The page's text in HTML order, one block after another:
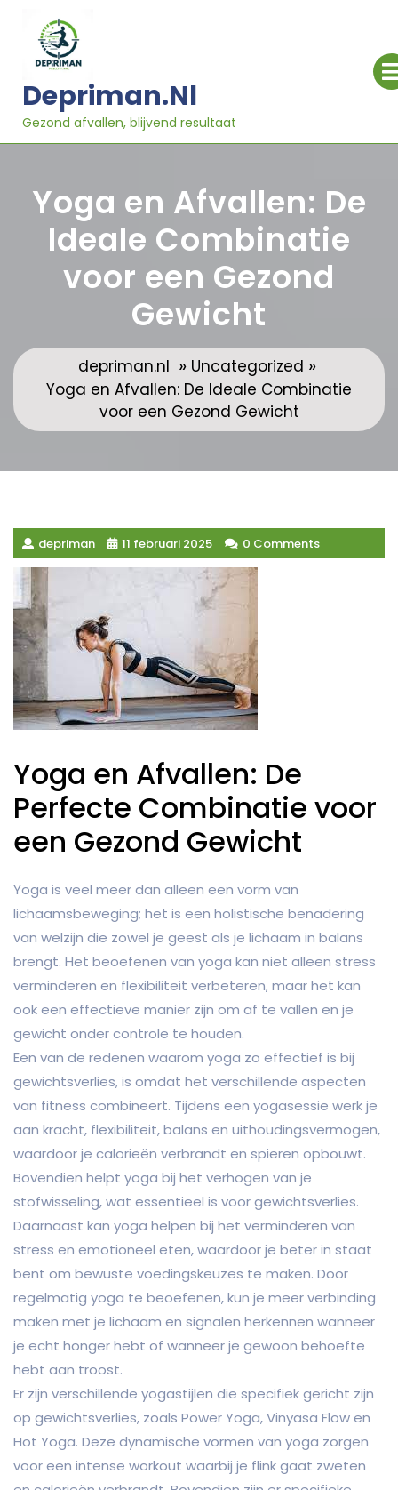
inhoud
Depriman.nl
Gezond afvallen, blijvend resultaat
Yoga en Afvallen: De
Ideale Combinatie
voor een Gezond
Gewicht
depriman.nl » Uncategorized »
Yoga en Afvallen: De Ideale Combinatie
voor een Gezond Gewicht
depriman 11 februari 2025 0 Comments
Yoga en Afvallen: De
Perfecte Combinatie voor
een Gezond Gewicht
Yoga is veel meer dan alleen een vorm van
lichaamsbeweging; het is een holistische benadering
van welzijn die zowel je geest als je lichaam in balans
brengt. Het beoefenen van yoga kan niet alleen stress
verminderen en flexibiliteit verbeteren, maar het kan
ook een effectieve manier zijn om af te vallen en je
gewicht onder controle te houden.
Een van de redenen waarom yoga zo effectief is bij
gewichtsverlies, is omdat het verschillende aspecten
van fitness combineert. Tijdens een yogasessie werk je
aan kracht, flexibiliteit, balans en uithoudingsvermogen,
waardoor je calorieën verbrandt en spieren opbouwt.
Bovendien helpt yoga bij het verhogen van je
stofwisseling, wat essentieel is voor gewichtsverlies.
Daarnaast kan yoga helpen bij het verminderen van
stress en emotioneel eten, waardoor je beter in staat
bent om bewuste voedingskeuzes te maken. Door
regelmatig yoga te beoefenen, kun je meer verbinding
maken met je lichaam en signalen herkennen wanneer
je echt honger hebt of wanneer je gewoon behoefte
hebt aan troost.
Er zijn verschillende yogastijlen die specifiek gericht zijn
op gewichtsverlies, zoals Power Yoga, Vinyasa Flow en
Hot Yoga. Deze dynamische vormen van yoga zorgen
voor een intense workout waarbij je flink gaat zweten